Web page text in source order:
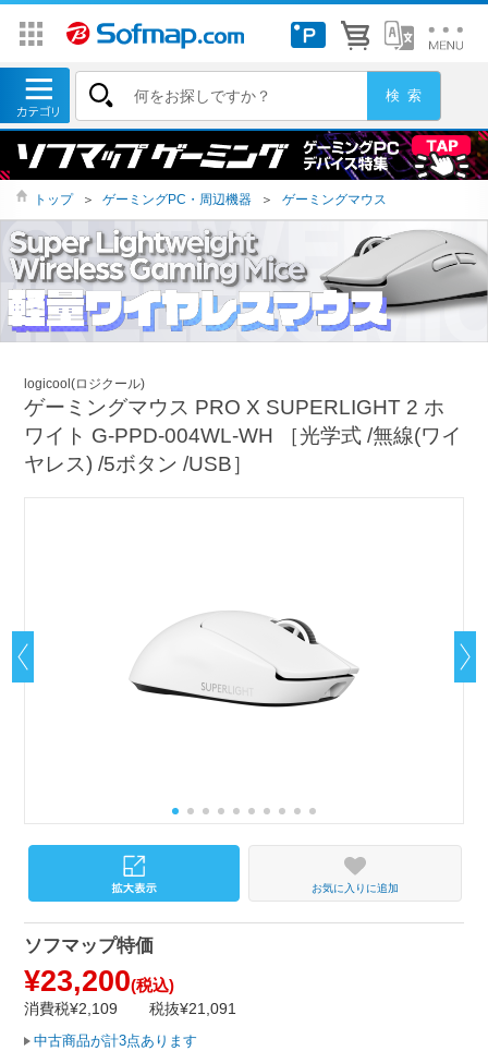
トップ ＞ ゲーミングPC・周辺機器 ＞ ゲーミングマウス
logicool(ロジクール)
ゲーミングマウス PRO X SUPERLIGHT 2 ホ
ワイト G-PPD-004WL-WH ［光学式 /無線(ワイ
ヤレス) /5ボタン /USB］
お気に入りに追加
ソフマップ特価
¥23,200(税込)
消費税¥2,109 税抜¥21,091
中古商品が計3点あります